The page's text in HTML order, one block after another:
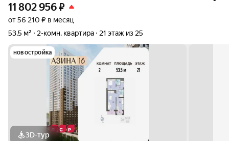
11 802 956₽
от 56 210 ₽ в месяц
53,5 м²
2-комн. квартира 21 этаж из 25
новостройка
3D-тур